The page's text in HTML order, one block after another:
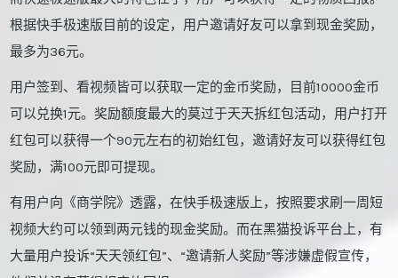
根据快手极速版目前的设定，用户邀请好友可以拿到现金奖励，
最多为36元。
用户签到、看视频皆可以获取一定的金币奖励，目前10000金币
可以兑换1元。奖励额度最大的莫过于天天拆红包活动，用户打开
红包可以获得一个90元左右的初始红包，邀请好友可以获得红包
奖励，满100元即可提现。
有用户向《商学院》透露，在快手极速版上，按照要求刷一周短
视频大约可以领到两元钱的现金奖励。而在黑猫投诉平台上，有
大量用户投诉“天天领红包”、“邀请新人奖励”等涉嫌虚假宣传，